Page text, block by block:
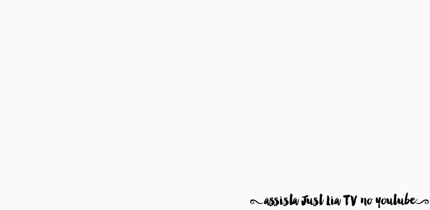
8assista Just Lia TV no youtube9